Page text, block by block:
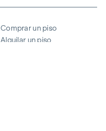
Comprar un piso
Alquilar un piso